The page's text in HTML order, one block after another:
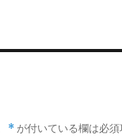
* が付いている欄は必